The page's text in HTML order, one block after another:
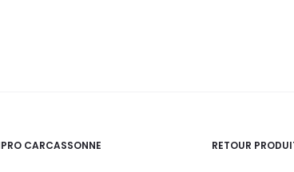
CARCASSONNE RETOUR